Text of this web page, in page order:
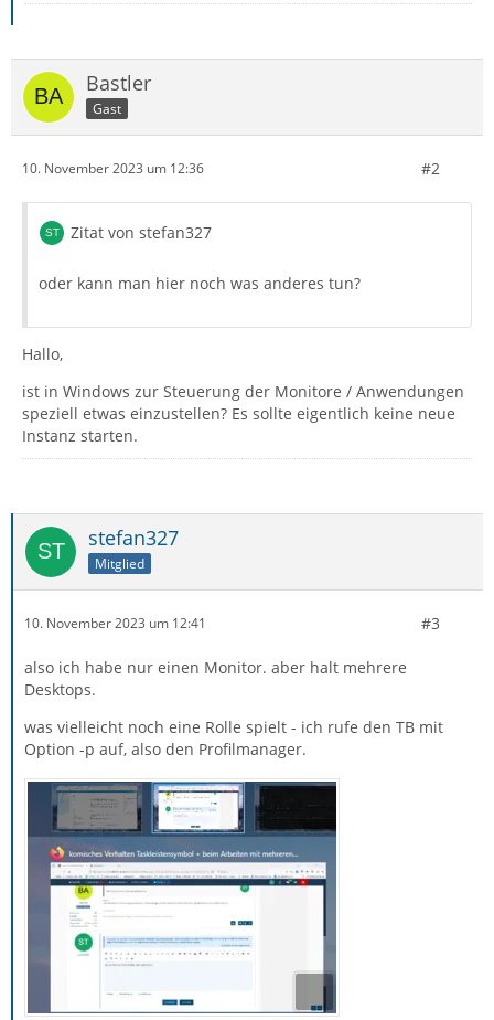
Bastler
Gast
10. November 2023 um 12:36 #2
Zitat von stefan327
oder kann man hier noch was anderes tun?
Hallo,
ist in Windows zur Steuerung der Monitore / Anwendungen
speziell etwas einzustellen? Es sollte eigentlich keine neue
Instanz starten.
stefan327
Mitglied
10. November 2023 um 12:41 #3
also ich habe nur einen Monitor. aber halt mehrere
Desktops.
was vielleicht noch eine Rolle spielt - ich rufe den TB mit
Option -p auf, also den Profilmanager.